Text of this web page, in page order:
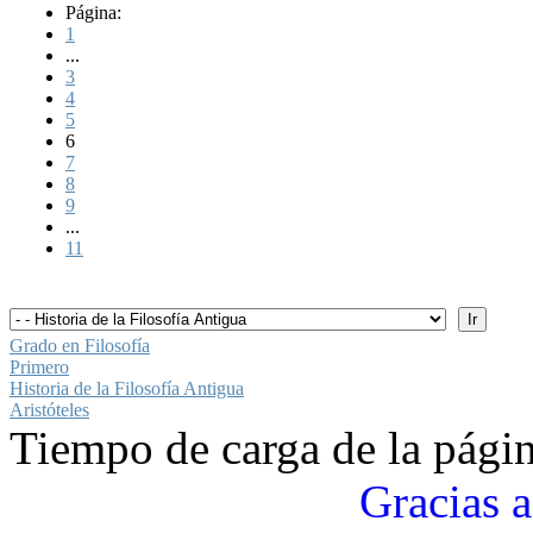
Página:
1
...
3
4
5
6
7
8
9
...
11
Grado en Filosofía
Primero
Historia de la Filosofía Antigua
Aristóteles
Tiempo de carga de la
Gracias a